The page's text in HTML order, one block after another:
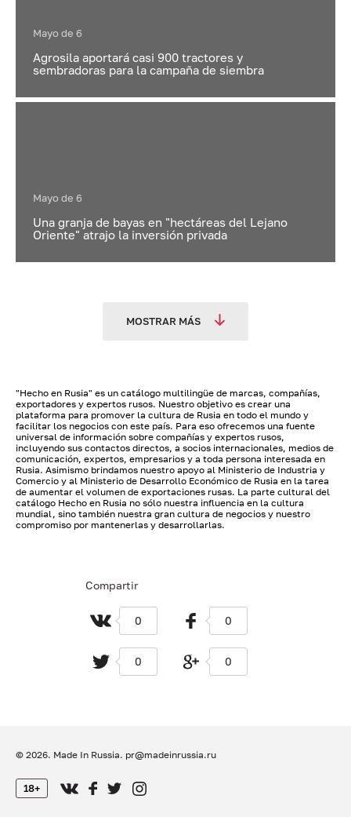
Mayo de 6
Agrosila aportará casi 900 tractores y
sembradoras para la campaña de siembra
Mayo de 6
Una granja de bayas en "hectáreas del Lejano
Oriente" atrajo la inversión privada
MOSTRAR MÁS
"Hecho en Rusia" es un catálogo multilingüe de marcas, compañías,
exportadores y expertos rusos. Nuestro objetivo es crear una
plataforma para promover la cultura de Rusia en todo el mundo y
facilitar los negocios con este país. Para eso ofrecemos una fuente
universal de información sobre compañías y expertos rusos,
incluyendo sus contactos directos, a socios internacionales, medios de
comunicación, expertos, empresarios y a toda persona interesada en
Rusia. Asimismo brindamos nuestro apoyo al Ministerio de Industria y
Comercio y al Ministerio de Desarrollo Económico de Rusia en la tarea
de aumentar el volumen de exportaciones rusas. La parte cultural del
catálogo Hecho en Rusia no sólo nuestra influencia en la cultura
mundial, sino también nuestra gran cultura de negocios y nuestro
compromiso por mantenerlas y desarrollarlas.
Compartir
0 0
0 0
© 2026. Made In Russia. pr@madeinrussia.ru
18+